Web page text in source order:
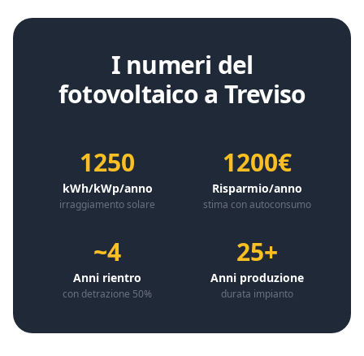
I numeri del
fotovoltaico a Treviso
1250
kWh/kWp/anno
irraggiamento solare
1200€
Risparmio/anno
stima con autoconsumo
~4
Anni rientro
con detrazione 50%
25+
Anni produzione
durata impianto